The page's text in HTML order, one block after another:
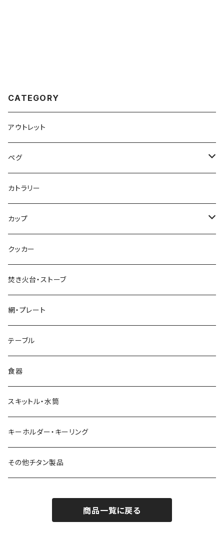
CATEGORY
アウトレット
ペグ
標準タイプ
超軽量タイプ
ネイルペグ
V字型
Y字型
カトラリー
カップ
シングルマグ
シェラカップ
ダブルウォールカップ
リッド（蓋）
クッカー
焚き火台・ストーブ
網・プレート
テーブル
食器
スキットル・水筒
キーホルダー・キーリング
その他チタン製品
商品一覧に戻る